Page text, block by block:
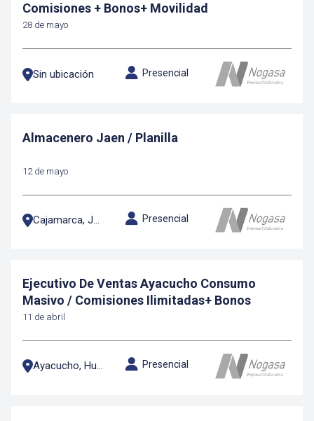
Comisiones + Bonos+ Movilidad
28 de mayo
Sin ubicación Presencial
Almacenero Jaen / Planilla
12 de mayo
Cajamarca, Jaén Presencial
Ejecutivo De Ventas Ayacucho Consumo
Masivo / Comisiones Ilimitadas+ Bonos
11 de abril
Ayacucho, Huamanga Presencial